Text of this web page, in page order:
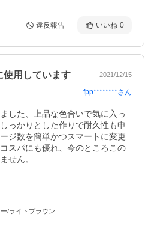
違反報告 いいね 0
使用しています 2021/12/15
fpp********さん
した、上品な色合いで気に入っ
っかりとした作りで耐久性も申
ジ数を簡単かつスマートに変更
スパにも優れ、今のところこの
せん。
/ライトブラウン